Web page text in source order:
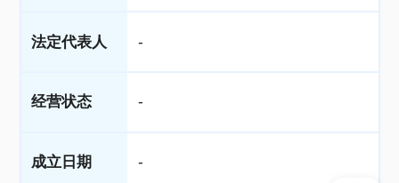
法定代表人 -
经营状态 -
成立日期 -